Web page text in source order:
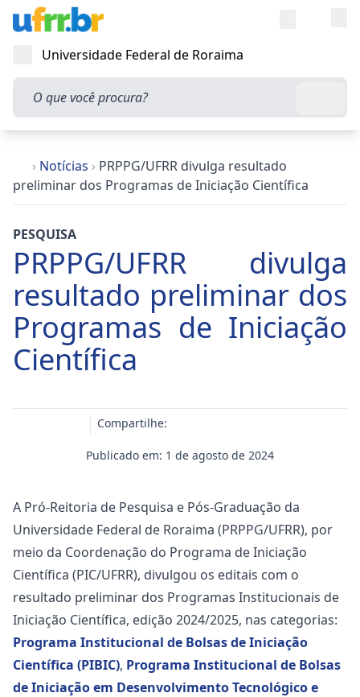
Abrir menu
Universidade Federal de Roraima
O que você procura?
› Notícias › PRPPG/UFRR divulga resultado
preliminar dos Programas de Iniciação Científica
PESQUISA
PRPPG/UFRR divulga
resultado preliminar dos
Programas de Iniciação
Científica
Publicado em: 1 de agosto de 2024
Compartilhe:
A Pró-Reitoria de Pesquisa e Pós-Graduação da
Universidade Federal de Roraima (PRPPG/UFRR), por
meio da Coordenação do Programa de Iniciação
Científica (PIC/UFRR), divulgou os editais com o
resultado preliminar dos Programas Institucionais de
Iniciação Científica, edição 2024/2025, nas categorias:
Programa Institucional de Bolsas de Iniciação
Científica (PIBIC), Programa Institucional de Bolsas
de Iniciação em Desenvolvimento Tecnológico e